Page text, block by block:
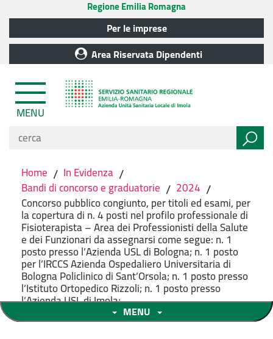
Regione Emilia Romagna
Per le imprese
Area Riservata Dipendenti
MENU
Home / In Evidenza /
Bandi di concorso e graduatorie / 2024 /
Concorso pubblico congiunto, per titoli ed esami, per
la copertura di n. 4 posti nel profilo professionale di
Fisioterapista – Area dei Professionisti della Salute
e dei Funzionari da assegnarsi come segue: n. 1
posto presso l’Azienda USL di Bologna; n. 1 posto
per l’IRCCS Azienda Ospedaliero Universitaria di
Bologna Policlinico di Sant’Orsola; n. 1 posto presso
l’Istituto Ortopedico Rizzoli; n. 1 posto presso
l’Azienda USL di Imola;
MENU